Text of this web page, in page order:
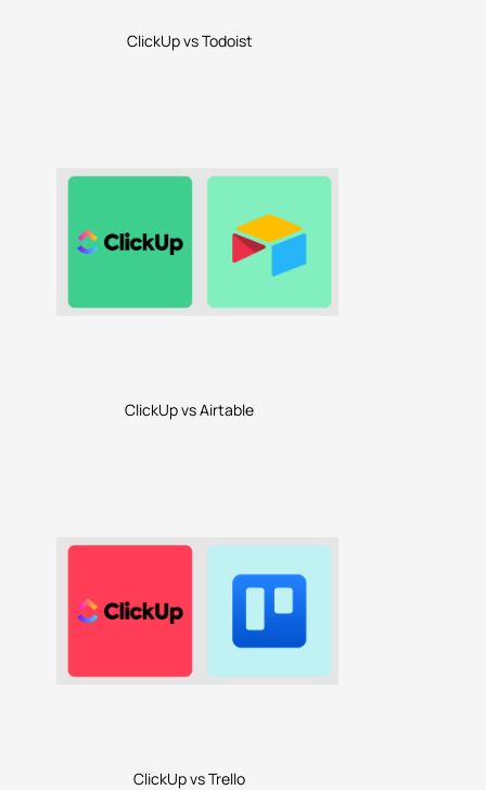
ClickUp vs Todoist
ClickUp vs Airtable
ClickUp vs Trello